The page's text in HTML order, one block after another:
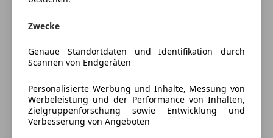
Bluetooth
DAB-Radio
Freisprecheinrichtung
Induktionsladen für Smartphones
Musikstreaming integriert
Radio
Soundsystem
Abgasnorm EU6 RDE II
Aktiver Fussgängerschutz
Alarmanlage
Fahrassistenz-System: Driving Assistant
Fahrassistenz-System: Fernlichtassistent
Innenspiegel mit Abblendautomatik
Preisbewertung
Mehr anzeigen
Versicherung
Zwecke
Genaue Standortdaten und Identifikation durch
Scannen von Endgeräten
Personalisierte Werbung und Inhalte, Messung von
Werbeleistung und der Performance von Inhalten,
Zielgruppenforschung sowie Entwicklung und
Verbesserung von Angeboten